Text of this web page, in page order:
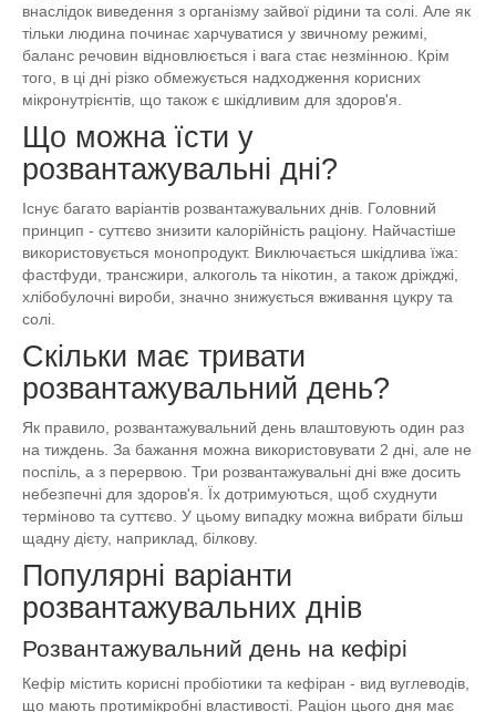
внаслідок виведення з організму зайвої рідини та солі. Але як
тільки людина починає харчуватися у звичному режимі,
баланс речовин відновлюється і вага стає незмінною. Крім
того, в ці дні різко обмежується надходження корисних
мікронутрієнтів, що також є шкідливим для здоров'я.
Що можна їсти у
розвантажувальні дні?
Існує багато варіантів розвантажувальних днів. Головний
принцип - суттєво знизити калорійність раціону. Найчастіше
використовується монопродукт. Виключається шкідлива їжа:
фастфуди, трансжири, алкоголь та нікотин, а також дріжджі,
хлібобулочні вироби, значно знижується вживання цукру та
солі.
Скільки має тривати
розвантажувальний день?
Як правило, розвантажувальний день влаштовують один раз
на тиждень. За бажання можна використовувати 2 дні, але не
поспіль, а з перервою. Три розвантажувальні дні вже досить
небезпечні для здоров'я. Їх дотримуються, щоб схуднути
терміново та суттєво. У цьому випадку можна вибрати більш
щадну дієту, наприклад, білкову.
Популярні варіанти
розвантажувальних днів
Розвантажувальний день на кефірі
Кефір містить корисні пробіотики та кефіран - вид вуглеводів,
що мають протимікробні властивості. Раціон цього дня має